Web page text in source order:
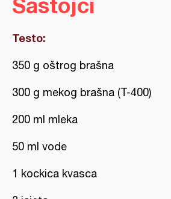
Testo:
350 g oštrog brašna
300 g mekog brašna (T-400)
200 ml mleka
50 ml vode
1 kockica kvasca